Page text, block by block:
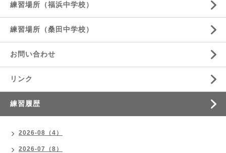
練習場所（福浜中学校）
練習場所（桑田中学校）
お問い合わせ
リンク
練習履歴
2026-08（4）
2026-07（8）